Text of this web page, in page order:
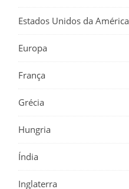
Estados Unidos da América
Europa
França
Grécia
Hungria
Índia
Inglaterra